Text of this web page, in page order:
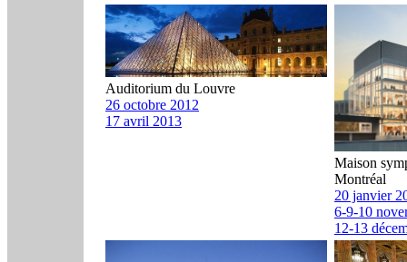
Auditorium du Louvre
26 octobre 2012
17 avril 2013
Maison
Montréal
20 janvier
6-9-10
12-13